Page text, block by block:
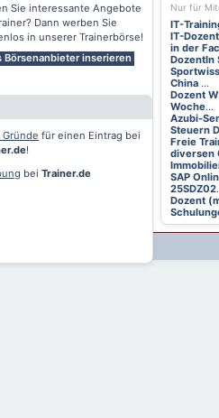
Sie interessante Angebote
Dann werben Sie
in unserer Trainerbörse!
Börsenanbieter inserieren
Gründe für einen Eintrag bei
!
bei Trainer.de
Nur für
IT-
IT-
in der
DozentIn
China ...
Dozent
Woche...
Azubi-
Steuern
Freie
diversen
SAP
25SDZ02
Dozent